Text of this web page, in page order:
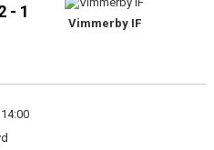
- 1
Vimmerby IF